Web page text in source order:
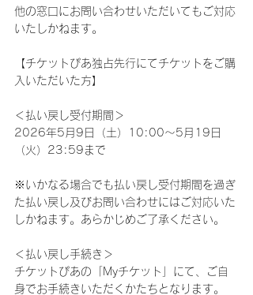
他の窓口にお問い合わせいただいてもご対応
いたしかねます。
【チケットぴあ独占先行にてチケットをご購
入いただいた方】
＜払い戻し受付期間＞
2026年5月9日（土）10:00～5月19日
（火）23:59まで
※いかなる場合でも払い戻し受付期間を過ぎ
た払い戻し及びお問い合わせにはご対応いた
しかねます。あらかじめご了承ください。
＜払い戻し手続き＞
チケットぴあの「Myチケット」にて、ご自
身でお手続きいただくかたちとなります。